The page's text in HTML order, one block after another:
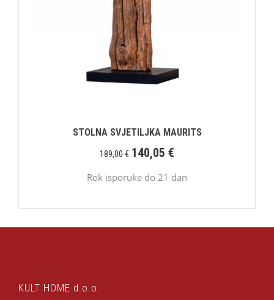
STOLNA SVJETILJKA MAURITS
189,00€ 140,05 €
Rok isporuke do 21 dan
KULT HOME d.o.o.